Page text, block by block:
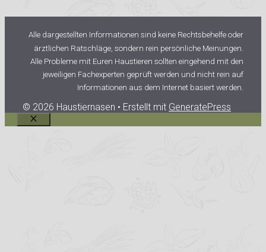
Alle dargestellten Informationen sind keine Rechtsbehelfe oder
ärztlichen Ratschläge, sondern rein persönliche Meinungen.
Alle Probleme mit Euren Haustieren sollten eingehend mit den
jeweiligen Fachexperten geprüft werden und nicht rein auf
Informationen aus dem Internet basiert werden.
© 2026 Haustiernasen • Erstellt mit GeneratePress
Schließen